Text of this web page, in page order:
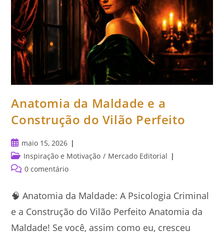
Anatomia da Maldade e a
Construção do Vilão Perfeito
Post
publicado:
maio 15, 2026
Categoria
do
Inspiração e Motivação / Mercado Editorial
Comentários
0 comentário
🧠 Anatomia da Maldade: A Psicologia Criminal
e a Construção do Vilão Perfeito Anatomia da
Maldade! Se você, assim como eu, cresceu